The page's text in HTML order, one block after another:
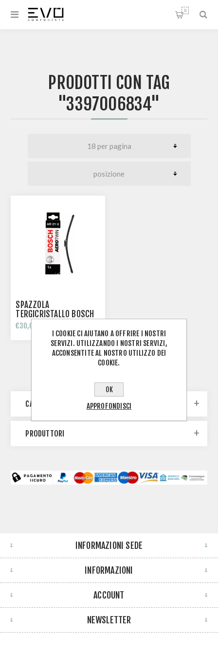
0
PRODOTTI CON TAG
"3397006834"
SPAZZOLA
TERGICRISTALLO BOSCH
AEROTWIN AP21U
3397006834
€30,00
CATEGORIE
PRODUTTORI
INFORMAZIONI SEDE
INFORMAZIONI
ACCOUNT
NEWSLETTER
I COOKIE CI AIUTANO A OFFRIRE I NOSTRI
SERVIZI. UTILIZZANDO I NOSTRI SERVIZI,
ACCONSENTITE AL NOSTRO UTILIZZO DEI
COOKIE.
OK
APPROFONDISCI